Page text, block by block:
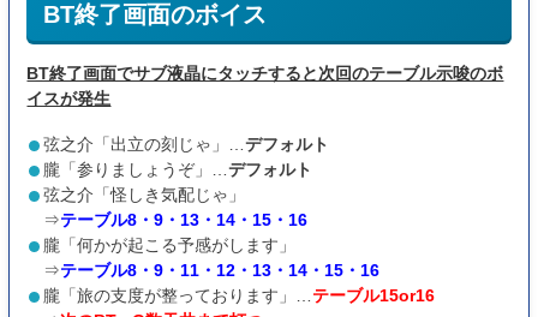
G数天井以外のBT突入率…
22.64%
G数天井到達時のBT突入率…72.1%
こうして見るとG数天井でのBC当選がかなり強力であることが分
絆2は同色に当選した時点で最低50%でAT抽選を行なっているた
め、そこが強みとなっています。
天井狙いにおいてのプラス要素となります。
BT終了画面のボイス
BT終了画面でサブ液晶にタッチすると次回のテーブル示唆のボ
イスが発生
弦之介「出立の刻じゃ」…デフォルト
朧「参りましょうぞ」…デフォルト
弦之介「怪しき気配じゃ」
⇒テーブル8・9・13・14・15・16
朧「何かが起こる予感がします」
⇒テーブル8・9・11・12・13・14・15・16
朧「旅の支度が整っております」… テーブル15or16